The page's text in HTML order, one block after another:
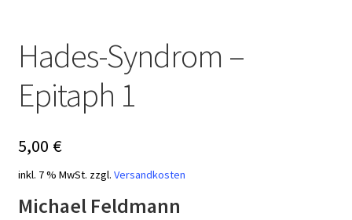
Hades-Syndrom –
Epitaph 1
5,00 €
inkl. 7 % MwSt. zzgl. Versandkosten
Michael Feldmann